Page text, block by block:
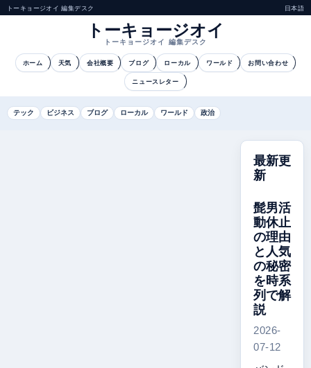
トーキョージオイ 編集デスク 日本語
トーキョージオイ
トーキョージオイ 編集デスク
ホーム 天気 会社概要 ブログ ローカル ワールド お問い合わせ
ニュースレター
テック ビジネス ブログ ローカル ワールド 政治
最新更
新
髭男活
動休止
の理由
と人気
の秘密
を時系
列で解
説
2026-
07-12